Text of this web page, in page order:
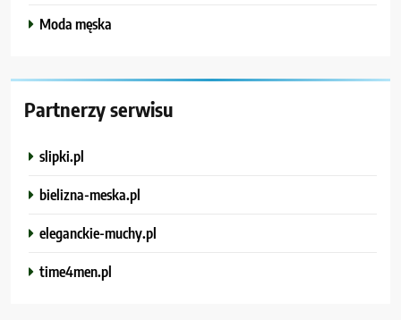
Moda męska
Partnerzy serwisu
slipki.pl
bielizna-meska.pl
eleganckie-muchy.pl
time4men.pl